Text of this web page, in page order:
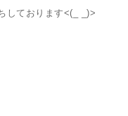
しております<(_ _)>